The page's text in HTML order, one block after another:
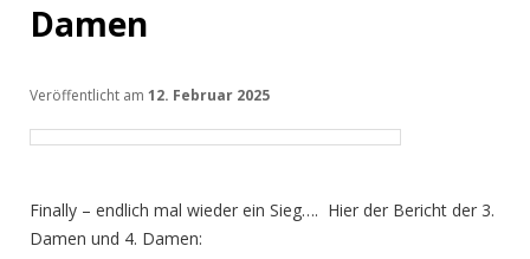
Damen
Veröffentlicht am 12. Februar 2025
Finally – endlich mal wieder ein Sieg…. Hier der Bericht der 3.
Damen und 4. Damen: